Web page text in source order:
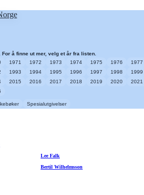
å finne ut mer, velg et år fra listen.
1971 1972 1973 1974 1975 1976 1977
1993 1994 1995 1996 1997 1998 1999
2015 2016 2017 2018 2019 2020 2021
Spesialutgivelser
Lee Falk
Bertil Wilhelmsson